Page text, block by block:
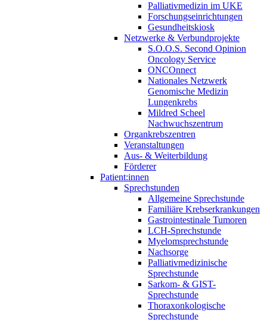
Palliativmedizin im UKE
Forschungseinrichtungen
Gesundheitskiosk
Netzwerke & Verbundprojekte
S.O.O.S. Second Opinion
Oncology Service
ONCOnnect
Nationales Netzwerk
Genomische Medizin
Lungenkrebs
Mildred Scheel
Nachwuchszentrum
Organkrebszentren
Veranstaltungen
Aus- & Weiterbildung
Förderer
Patient:innen
Sprechstunden
Allgemeine Sprechstunde
Familiäre Krebserkrankungen
Gastrointestinale Tumoren
LCH-Sprechstunde
Myelomsprechstunde
Nachsorge
Palliativmedizinische
Sprechstunde
Sarkom- & GIST-
Sprechstunde
Thoraxonkologische
Sprechstunde